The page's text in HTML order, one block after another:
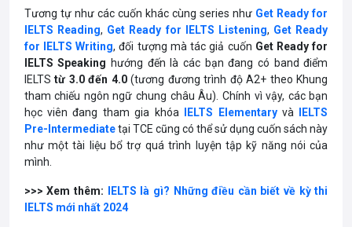
Tương tự như các cuốn khác cùng series như Get Ready for
IELTS Reading, Get Ready for IELTS Listening, Get Ready
for IELTS Writing, đối tượng mà tác giả cuốn Get Ready for
IELTS Speaking hướng đến là các bạn đang có band điểm
IELTStừ 3.0 đến 4.0(tương đương trình độ A2+ theo Khung
tham chiếu ngôn ngữ chung châu Âu). Chính vì vậy, các bạn
học viên đang tham gia khóa
IELTS Elementaryvà
IELTS
Pre-Intermediatetại TCE cũng có thể sử dụng cuốn sách này
như một tài liệu bổ trợ quá trình luyện tập kỹ năng nói của
mình.
>>> Xem thêm:
IELTS là gì? Những điều cần biết về kỳ thi
IELTS mới nhất 2024